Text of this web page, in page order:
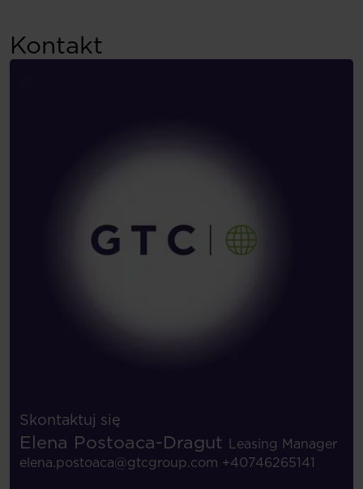
Kontakt
Skontaktuj się
Elena Postoaca-Dragut Leasing Manager
elena.postoaca@gtcgroup.com +40746265141